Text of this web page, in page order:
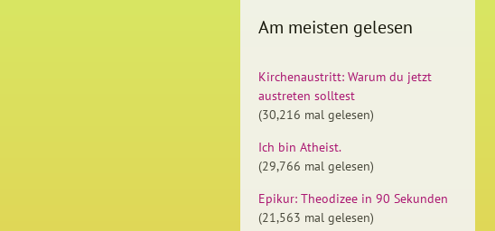
Am meisten gelesen
Kirchenaustritt: Warum du jetzt
austreten solltest
(30,216 mal gelesen)
Ich bin Atheist.
(29,766 mal gelesen)
Epikur: Theodizee in 90 Sekunden
(21,563 mal gelesen)